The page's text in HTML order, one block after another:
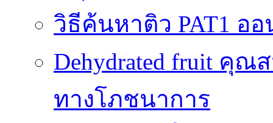
วิธีค้นหาติว PAT1 อ
Dehydrated fruit คุ
ทางโภชนาการ